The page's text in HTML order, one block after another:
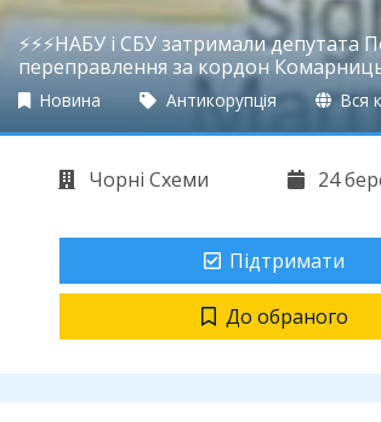
⚡️⚡️⚡️НАБУ і СБУ затримали депутата
переправлення за кордон
Новина Антикорупція Вся
Чорні Схеми 24
Підтримати
До обраного